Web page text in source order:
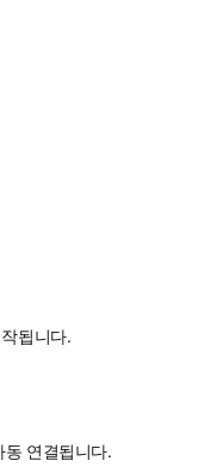
됩니다.
동 연결됩니다.